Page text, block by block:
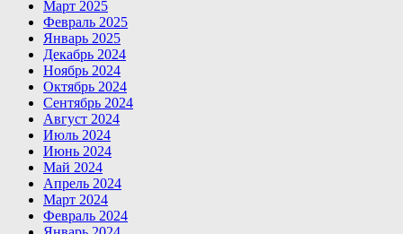
Март 2025
Февраль 2025
Январь 2025
Декабрь 2024
Ноябрь 2024
Октябрь 2024
Сентябрь 2024
Август 2024
Июль 2024
Июнь 2024
Май 2024
Апрель 2024
Март 2024
Февраль 2024